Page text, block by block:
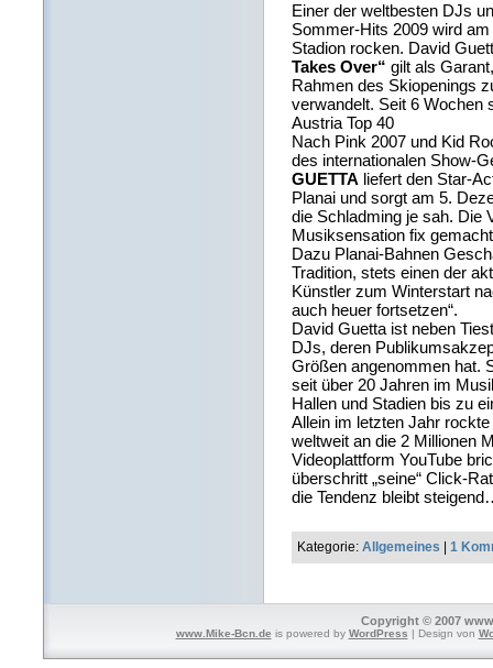
Einer der weltbesten DJs
Sommer-Hits 2009 wird
Stadion rocken. David
Takes Over“ gilt als
Rahmen des Skiopenings
verwandelt. Seit 6 Wochen
Austria Top 40
Nach Pink 2007 und Kid
des internationalen Show-
GUETTA liefert den Star-
Planai und sorgt am 5.
die Schladming je sah. Die
Musiksensation fix
Dazu Planai-Bahnen
Tradition, stets einen der
Künstler zum Winterstart
auch heuer fortsetzen“.
David Guetta ist neben
DJs, deren
Größen angenommen hat.
seit über 20 Jahren im
Hallen und Stadien bis zu
Allein im letzten Jahr
weltweit an die 2 Millionen
Videoplattform YouTube
überschritt „seine“ Click-
die Tendenz bleibt
Kategorie: Allgemeines 1
Copyright © 2007
www.Mike-Bcn.de is powered by WordPress | Design von